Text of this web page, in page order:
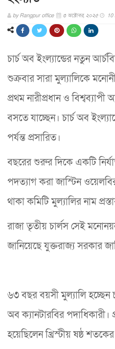
byRangpur office ৩ অক্টোবর, ২০২৫
চার্চ অব ইংল্যান্ডের নতুন
শুক্রবার সারা মুল্যালিকে
প্রথম নারীপ্রধান ও বিশ্বব্যাপী
বসতে যাচ্ছেন। চার্চ অব
পর্যন্ত প্রসারিত।
বছরের শুরুর দিকে একটি
পদত্যাগ করা জাস্টিন ওয়েলবির
থাকা কমিটি মুল্যালির নাম
রাজা তৃতীয় চার্লস সেই
জানিয়েছে যুক্তরাজ্য সরকার
৬৩ বছর বয়সী মুল্যালি হচ্ছেন
অব ক্যানটারবির
হয়েছিলেন খ্রিস্টীয় ষষ্ঠ